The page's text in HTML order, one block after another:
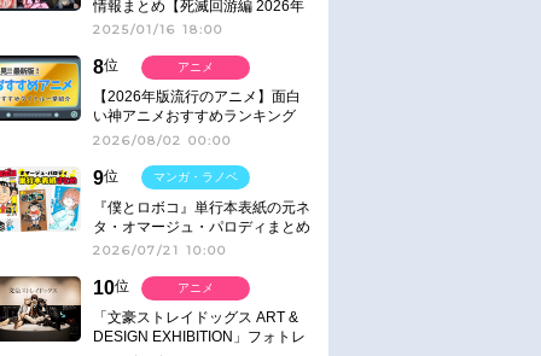
情報まとめ【死滅回游編 2026年
1月放送】
2025/01/16 18:00
8位
【2026年版流行のアニメ】面白
い神アニメおすすめランキング
【名作・話題作】｜ジャンル別人
2026/08/02 00:00
アニメ
9位
『僕とロボコ』単行本表紙の元ネ
タ・オマージュ・パロディまとめ
2026/07/21 10:00
マンガ・ラノベ
10位
「文豪ストレイドッグス ART &
DESIGN EXHIBITION」フォトレ
アニメ